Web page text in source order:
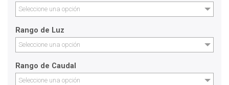
Seleccione una opción
Rango de Luz
Seleccione una opción
Rango de Caudal
Seleccione una opción